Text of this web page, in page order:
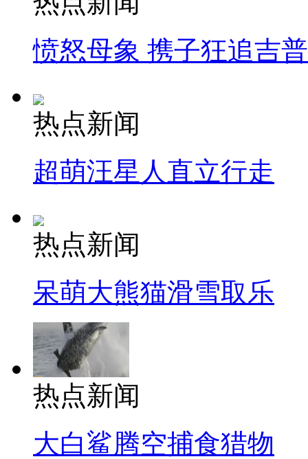
愤怒母象 携子狂追吉
热点新闻
超萌汪星人直立行走
热点新闻
呆萌大熊猫滑雪取乐
热点新闻
大白鲨腾空捕食猎物